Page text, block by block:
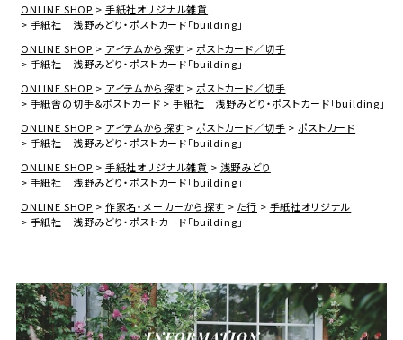
ONLINE SHOP
手紙社オリジナル雑貨
手紙社｜浅野みどり・ポストカード「building」
ONLINE SHOP
アイテムから探す
ポストカード／切手
手紙社｜浅野みどり・ポストカード「building」
ONLINE SHOP
アイテムから探す
ポストカード／切手
手紙舎の切手＆ポストカード
手紙社｜浅野みどり・ポストカード「building」
ONLINE SHOP
アイテムから探す ポストカード／切手
ポストカード
手紙社｜浅野みどり・ポストカード「building」
ONLINE SHOP
手紙社オリジナル雑貨
浅野みどり
手紙社｜浅野みどり・ポストカード「building」
ONLINE SHOP
作家名・メーカーから探す た行
手紙社オリジナル
手紙社｜浅野みどり・ポストカード「building」